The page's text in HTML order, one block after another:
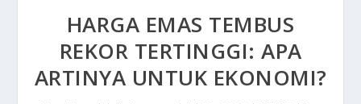
HARGA EMAS TEMBUS
REKOR TERTINGGI: APA
ARTINYA UNTUK EKONOMI?